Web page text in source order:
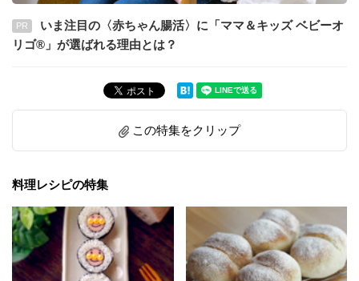
PR
いま注目の〈赤ちゃん腸活〉に「ママ＆キッズ ベビーオ
リゴ®」が選ばれる理由とは？
この特集をクリップ
料理レシピの特集